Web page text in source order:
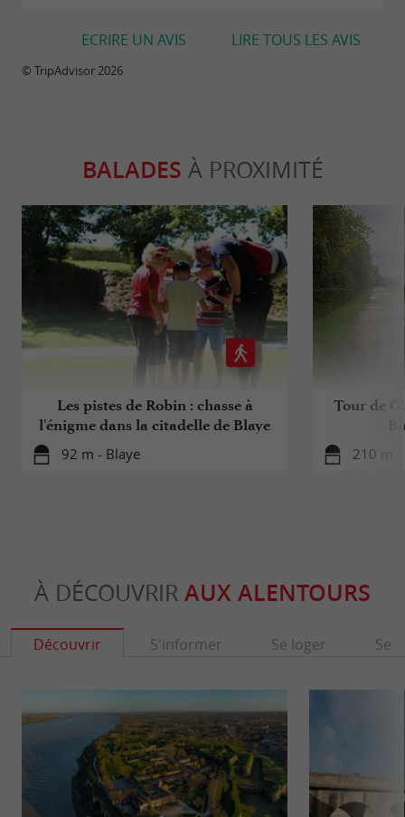
LIRE TOUS LES AVIS
ECRIRE UN AVIS
© TripAdvisor 2026
BALADES À PROXIMITÉ
Les pistes de Robin : chasse à
l'énigme dans la citadelle de Blaye
92 m - Blaye
Tour de
210 m -
À DÉCOUVRIR AUX ALENTOURS
Découvrir S'informer Se loger Se